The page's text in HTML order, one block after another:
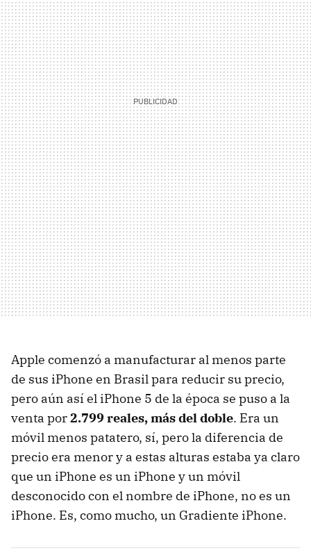
Apple comenzó a manufacturar al menos parte
de sus iPhone en Brasil para reducir su precio,
pero aún así el iPhone 5 de la época se puso a la
venta por2.799 reales, más del doble. Era un
móvil menos patatero, sí, pero la diferencia de
precio era menor y a estas alturas estaba ya claro
que un iPhone es un iPhone y un móvil
desconocido con el nombre de iPhone, no es un
iPhone. Es, como mucho, un Gradiente iPhone.